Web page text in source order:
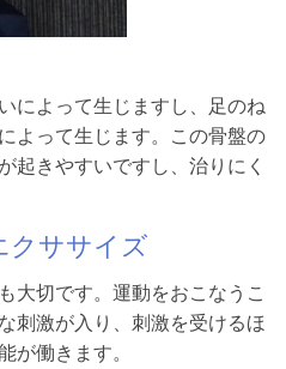
によって生じますし、足のね
よって生じます。この骨盤の
起きやすいですし、治りにく
クササイズ
大切です。運動をおこなうこ
刺激が入り、刺激を受けるほ
が働きます。